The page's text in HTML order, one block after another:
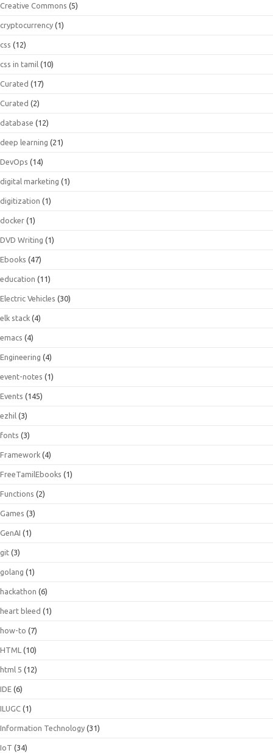
Creative Commons (5)
cryptocurrency (1)
css (12)
css in tamil (10)
Curated (17)
Curated (2)
database (12)
deep learning (21)
DevOps (14)
digital marketing (1)
digitization (1)
docker (1)
DVD Writing (1)
Ebooks (47)
education (11)
Electric Vehicles (30)
elk stack (4)
emacs (4)
Engineering (4)
event-notes (1)
Events (145)
ezhil (3)
fonts (3)
Framework (4)
FreeTamilEbooks (1)
Functions (2)
Games (3)
GenAI (1)
git (3)
golang (1)
hackathon (6)
heart bleed (1)
how-to (7)
HTML (10)
html 5 (12)
IDE (6)
ILUGC (1)
Information Technology (31)
IoT (34)